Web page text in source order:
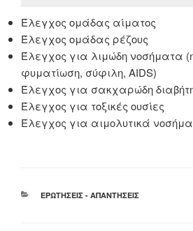
Έλεγχος ομάδας αίματος
Έλεγχος ομάδας ρέζους
Έλεγχος για λιμώδη νοσήματα
φυματίωση, σύφιλη, AIDS)
Έλεγχος για σακχαρώδη
Έλεγχος για τοξικές ουσίες
Έλεγχος για αιμολυτικά
ΚΑΤΗΓΟΡΊΕΣ
ΕΡΩΤΉΣΕΙΣ - ΑΠΑΝΤΉΣΕΙΣ